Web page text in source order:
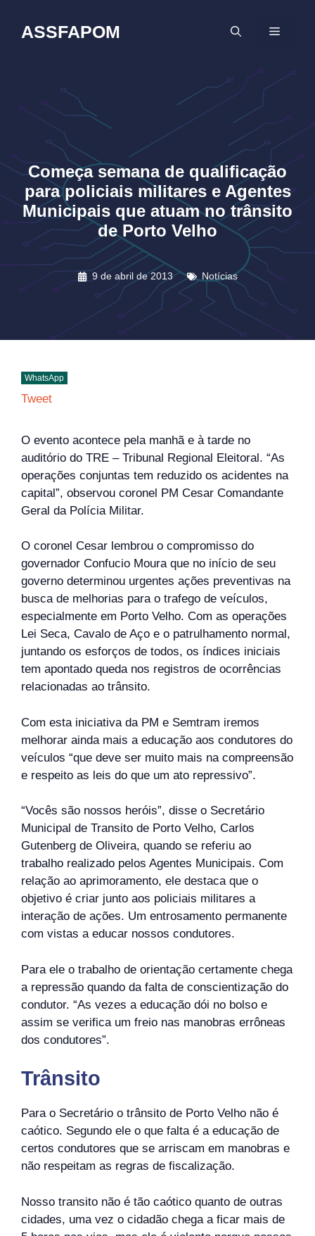
ASSFAPOM MENU
Começa semana de qualificação
para policiais militares e Agentes
Municipais que atuam no trânsito
de Porto Velho
9 de abril de 2013 Notícias
WhatsApp
Tweet
O evento acontece pela manhã e à tarde no
auditório do TRE – Tribunal Regional Eleitoral. “As
operações conjuntas tem reduzido os acidentes na
capital”, observou coronel PM Cesar Comandante
Geral da Polícia Militar.
O coronel Cesar lembrou o compromisso do
governador Confucio Moura que no início de seu
governo determinou urgentes ações preventivas na
busca de melhorias para o trafego de veículos,
especialmente em Porto Velho. Com as operações
Lei Seca, Cavalo de Aço e o patrulhamento normal,
juntando os esforços de todos, os índices iniciais
tem apontado queda nos registros de ocorrências
relacionadas ao trânsito.
Com esta iniciativa da PM e Semtram iremos
melhorar ainda mais a educação aos condutores do
veículos “que deve ser muito mais na compreensão
e respeito as leis do que um ato repressivo”.
“Vocês são nossos heróis”, disse o Secretário
Municipal de Transito de Porto Velho, Carlos
Gutenberg de Oliveira, quando se referiu ao
trabalho realizado pelos Agentes Municipais. Com
relação ao aprimoramento, ele destaca que o
objetivo é criar junto aos policiais militares a
interação de ações. Um entrosamento permanente
com vistas a educar nossos condutores.
Para ele o trabalho de orientação certamente chega
a repressão quando da falta de conscientização do
condutor. “As vezes a educação dói no bolso e
assim se verifica um freio nas manobras errôneas
dos condutores”.
Trânsito
Para o Secretário o trânsito de Porto Velho não é
caótico. Segundo ele o que falta é a educação de
certos condutores que se arriscam em manobras e
não respeitam as regras de fiscalização.
Nosso transito não é tão caótico quanto de outras
cidades, uma vez o cidadão chega a ficar mais de